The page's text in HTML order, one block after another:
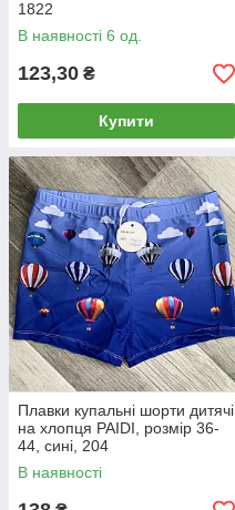
1822
В наявності 6 од.
123,30 ₴
Купити
Плавки купальні шорти дитячі
на хлопця PAIDI, розмір 36-
44, сині, 204
В наявності